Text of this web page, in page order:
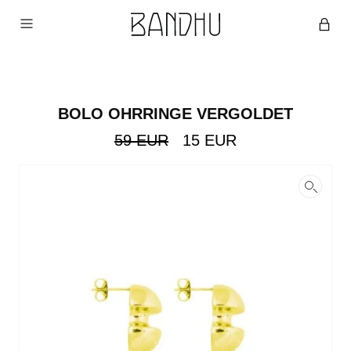
BOLO OHRRINGE VERGOLDET
59EUR
Ursprünglicher
15 EUR